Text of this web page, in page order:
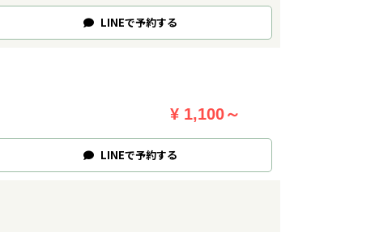
LINEで予約する
¥ 1,100～
LINEで予約する